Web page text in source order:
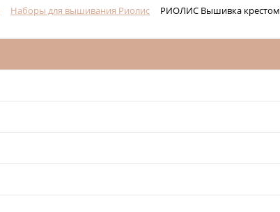
Наборы для вышивания Риолис РИОЛИС Вышивка крестом